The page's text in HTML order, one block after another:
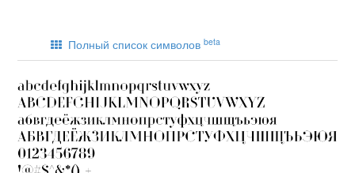
Полный список символов beta